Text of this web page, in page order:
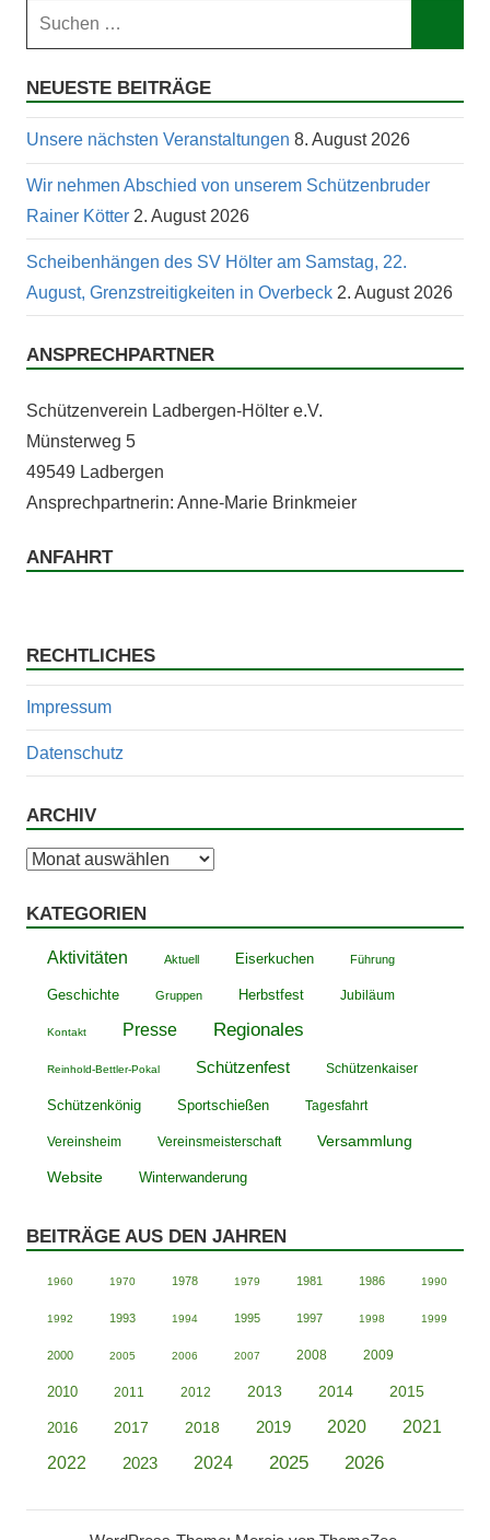
Suchen
NEUESTE BEITRÄGE
Unsere nächsten Veranstaltungen 8. August 2026
Wir nehmen Abschied von unserem Schützenbruder
Rainer Kötter 2. August 2026
Scheibenhängen des SV Hölter am Samstag, 22.
August, Grenzstreitigkeiten in Overbeck 2. August 2026
ANSPRECHPARTNER
Schützen­vere­in Lad­ber­gen-Höl­ter e.V.
Mün­ster­weg 5
49549 Ladbergen
Ansprech­part­ner­in: Anne-Marie Brinkmeier
ANFAHRT
RECHTLICHES
Impressum
Datenschutz
ARCHIV
Archiv
KATEGORIEN
Aktivitäten Aktuell Eiserkuchen Führung
Geschichte Gruppen Herbstfest Jubiläum
Kontakt Presse Regionales
Reinhold-Bettler-Pokal Schützenfest Schützenkaiser
Schützenkönig Sportschießen Tagesfahrt
Vereinsheim Vereinsmeisterschaft Versammlung
Website Winterwanderung
BEITRÄGE AUS DEN JAHREN
1960 1970 1978 1979 1981 1986 1990
1992 1993 1994 1995 1997 1998 1999
2000 2005 2006 2007 2008 2009
2010 2011 2012 2013 2014 2015
2016 2017 2018 2019 2020
2021
2022
2023 2024 2025 2026